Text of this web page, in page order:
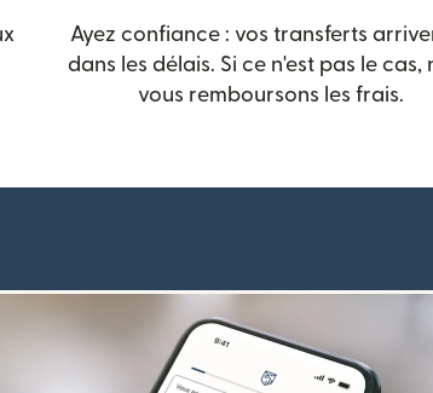
une nouvelle fenêtre)
Ayez confiance : vos transferts
dans les délais. Si ce n'est pas le cas,
vous remboursons les frais.